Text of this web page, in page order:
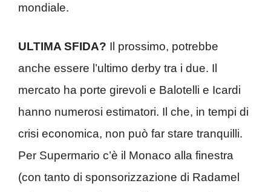
mondiale.
ULTIMA SFIDA? Il prossimo, potrebbe
anche essere l’ultimo derby tra i due. Il
mercato ha porte girevoli e Balotelli e Icardi
hanno numerosi estimatori. Il che, in tempi di
crisi economica, non può far stare tranquilli.
Per Supermario c’è il Monaco alla finestra
(con tanto di sponsorizzazione di Radamel